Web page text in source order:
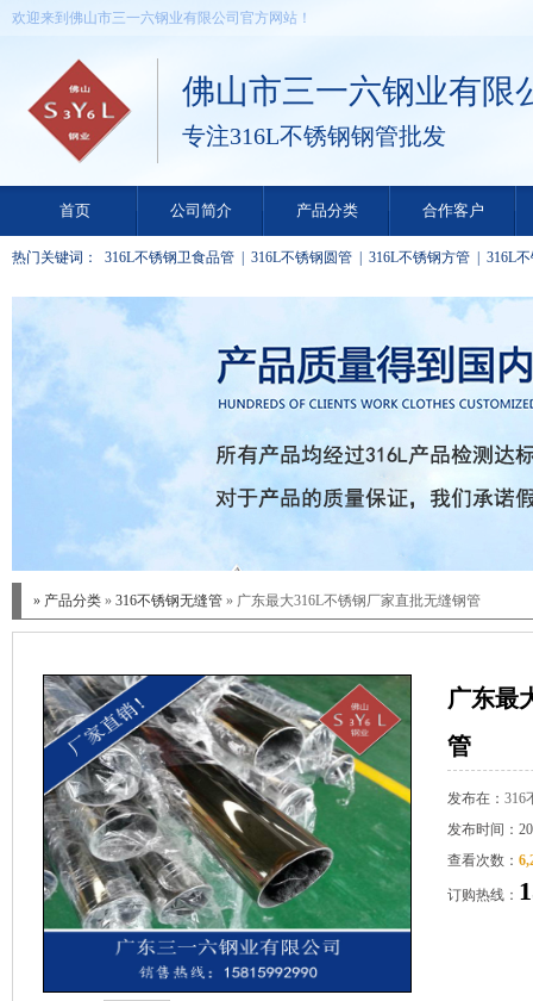
欢迎来到佛山市三一六钢业有限公司官方网站！
佛山市三一六钢业有限
专注316L不锈钢钢管批发
首页 公司简介 产品分类 合作客户
热门关键词： 316L不锈钢卫食品管 316L不锈钢圆管 316L不锈钢方管
316L
» 产品分类 » 316不锈钢无缝管 » 广东最大316L不锈钢厂家直批无缝钢管
广东最
管
发布在： 316
发布时间：
查看次数：
订购热线：